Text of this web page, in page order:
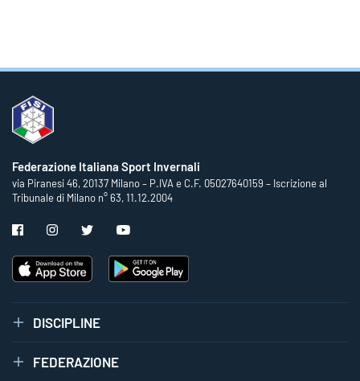
Federazione Italiana Sport Invernali
via Piranesi 46, 20137 Milano – P.IVA e C.F. 05027640159 – Iscrizione al
Tribunale di Milano n° 63, 11.12.2004
DISCIPLINE
FEDERAZIONE